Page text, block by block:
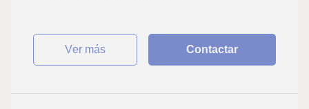
ver más Contactar